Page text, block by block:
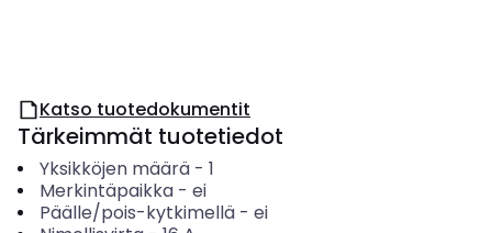
Katso tuotedokumentit
Tärkeimmät tuotetiedot
Yksikköjen määrä- 1
Merkintäpaikka- ei
Päälle/pois-kytkimellä- ei